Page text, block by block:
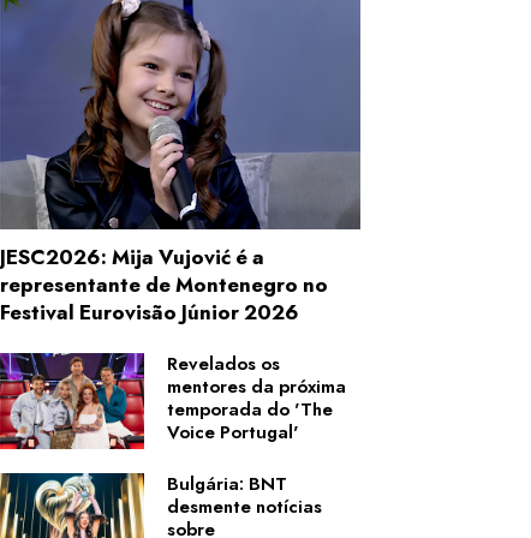
JESC2026: Mija Vujović é a
representante de Montenegro no
Festival Eurovisão Júnior 2026
Revelados os
mentores da próxima
temporada do 'The
Voice Portugal'
Bulgária: BNT
desmente notícias
sobre